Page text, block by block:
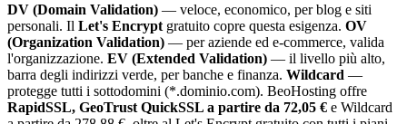
DV (Domain Validation) — veloce, economico, per blog e siti
personali. Il Let's Encrypt gratuito copre questa esigenza. OV
(Organization Validation) — per aziende ed e-commerce, valida
l'organizzazione. EV (Extended Validation) — il livello più alto,
barra degli indirizzi verde, per banche e finanza. Wildcard —
protegge tutti i sottodomini (*.dominio.com). BeoHosting offre
RapidSSL, GeoTrust QuickSSL a partire da 72,05 € e Wildcard